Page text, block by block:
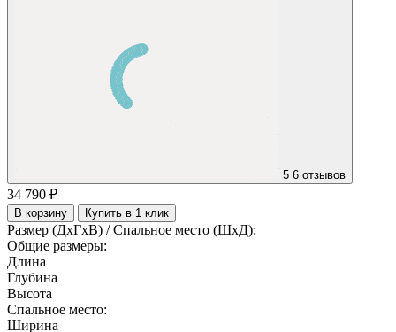
5 6 отзывов
34 790 ₽
В корзину Купить в 1 клик
Размер (ДхГхВ) / Спальное место (ШхД):
Общие размеры:
Длина
Глубина
Высота
Спальное место:
Ширина